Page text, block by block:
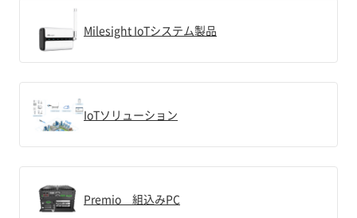
Milesight IoTシステム製品
IoTソリューション
Premio 組込みPC